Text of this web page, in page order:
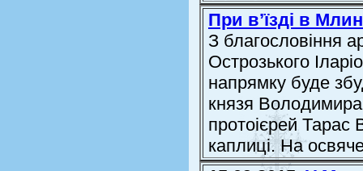
При в’їзді в
З благословіння
Острозького
напрямку буде
князя
протоієрей Тарас
каплиці. На